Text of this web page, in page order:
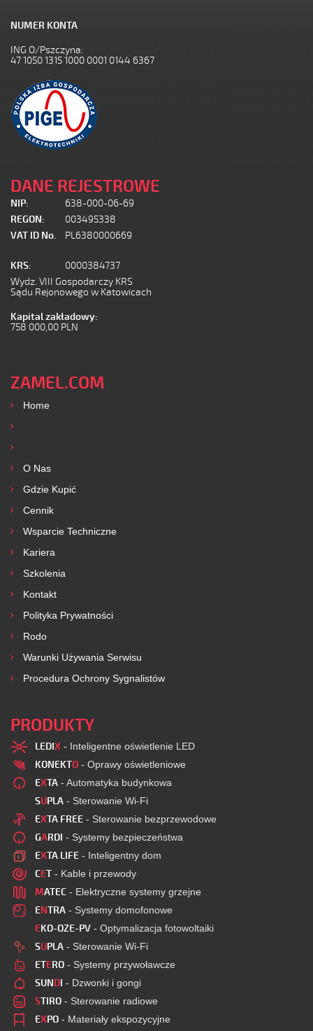
NUMER KONTA
ING O/Pszczyna:
47 1050 1315 1000 0001 0144 6367
DANE REJESTROWE
NIP:
638-000-06-69
REGON:
003495338
VAT ID No.
PL6380000669
KRS:
0000384737
Wydz. VIII Gospodarczy KRS
Sądu Rejonowego w Katowicach
Kapital zakładowy:
758 000,00 PLN
ZAMEL.COM
Home
O Nas
Gdzie Kupić
Cennik
Wsparcie Techniczne
Kariera
Szkolenia
Kontakt
Polityka Prywatności
Rodo
Warunki Używania Serwisu
Procedura Ochrony Sygnalistów
PRODUKTY
LEDIX - Inteligentne oświetlenie LED
KONEKTO - Oprawy oświetleniowe
EXTA - Automatyka budynkowa
SUPLA - Sterowanie Wi-Fi
EXTA FREE - Sterowanie bezprzewodowe
GARDI - Systemy bezpieczeństwa
EXTA LIFE - Inteligentny dom
CET - Kable i przewody
MATEC - Elektryczne systemy grzejne
ENTRA - Systemy domofonowe
EKO-OZE-PV - Optymalizacja fotowoltaiki
SUPLA - Sterowanie Wi-Fi
ETERO - Systemy przywoławcze
SUNDI - Dzwonki i gongi
STIRO - Sterowanie radiowe
EXPO - Materiały ekspozycyjne